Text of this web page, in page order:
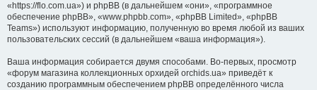
«https://flo.com.ua») и phpBB (в дальнейшем «они», «программное
обеспечение phpBB», «www.phpbb.com», «phpBB Limited», «phpBB
Teams») используют информацию, полученную во время любой из ваших
пользовательских сессий (в дальнейшем «ваша информация»).
Ваша информация собирается двумя способами. Во-первых, просмотр
«форум магазина коллекционных орхидей orchids.ua» приведёт к
созданию программным обеспечением phpBB определённого числа